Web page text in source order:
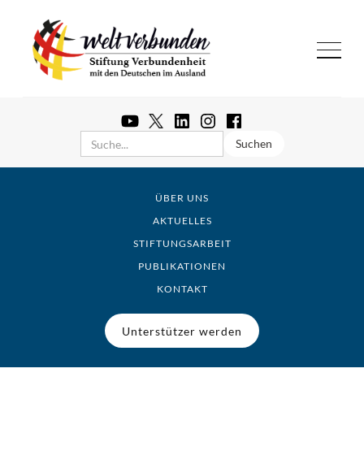
ÜBER UNS
AKTUELLES
STIFTUNGSARBEIT
PUBLIKATIONEN
KONTAKT
Unterstützer werden